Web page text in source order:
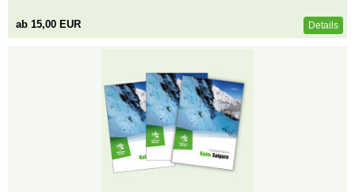
ab 15,00 EUR Details